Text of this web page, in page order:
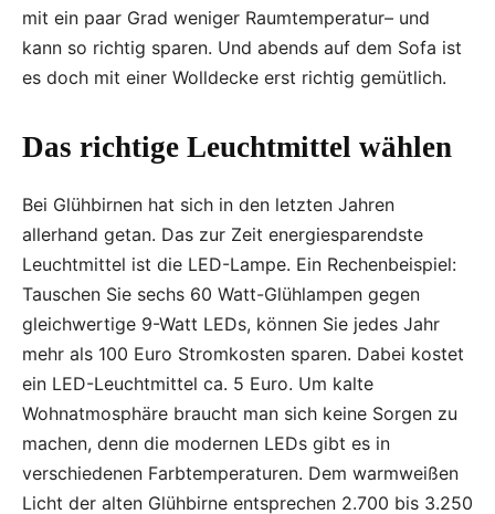
mit ein paar Grad weniger Raumtemperatur– und
kann so richtig sparen. Und abends auf dem Sofa ist
es doch mit einer Wolldecke erst richtig gemütlich.
Das richtige Leuchtmittel wählen
Bei Glühbirnen hat sich in den letzten Jahren
allerhand getan. Das zur Zeit energiesparendste
Leuchtmittel ist die LED-Lampe. Ein Rechenbeispiel:
Tauschen Sie sechs 60 Watt-Glühlampen gegen
gleichwertige 9-Watt LEDs, können Sie jedes Jahr
mehr als 100 Euro Stromkosten sparen. Dabei kostet
ein LED-Leuchtmittel ca. 5 Euro. Um kalte
Wohnatmosphäre braucht man sich keine Sorgen zu
machen, denn die modernen LEDs gibt es in
verschiedenen Farbtemperaturen. Dem warmweißen
Licht der alten Glühbirne entsprechen 2.700 bis 3.250